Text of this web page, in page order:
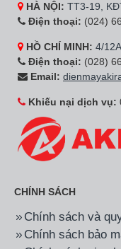
HÀ NỘI: TT3-19,
Điện thoại: (024)
HỒ CHÍ MINH: 4/
Điện thoại: (028)
Email:
Khiếu nại dịch vụ:
CHÍNH SÁCH
Chính sách và
Chính sách bảo